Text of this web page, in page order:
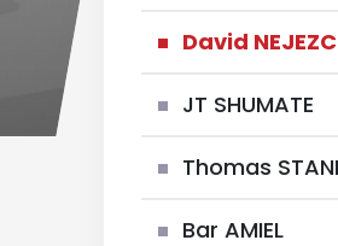
David
JT SHUMATE
Thomas
Bar AMIEL